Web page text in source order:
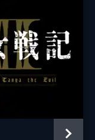
逢坂良太
有馬瑞香
綿貫竜之介